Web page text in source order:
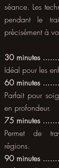
séance. Les
pendant le
précisément à
30 minutes
Idéal pour les
60 minutes
Parfait pour
en profondeur.
75 minutes
Permet de
régions.
90 minutes